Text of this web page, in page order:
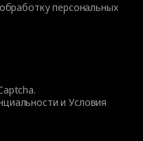
персональных
иУсловия